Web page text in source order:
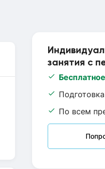
занятия с
Бесплатное
По всем